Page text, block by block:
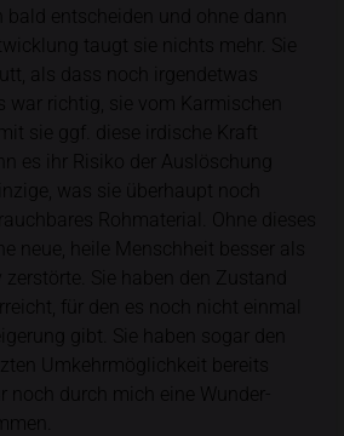
entscheiden und ohne dann
taugt sie nichts mehr. Sie
als dass noch irgendetwas
war richtig, sie vom Karmischen
sie ggf. diese irdische Kraft
es ihr Risiko der Auslöschung
was sie überhaupt noch
Rohmaterial. Ohne dieses
neue, heile Menschheit besser als
Sie haben den Zustand
für den es noch nicht einmal
gibt. Sie haben sogar den
Umkehrmöglichkeit bereits
noch durch mich eine Wunder-